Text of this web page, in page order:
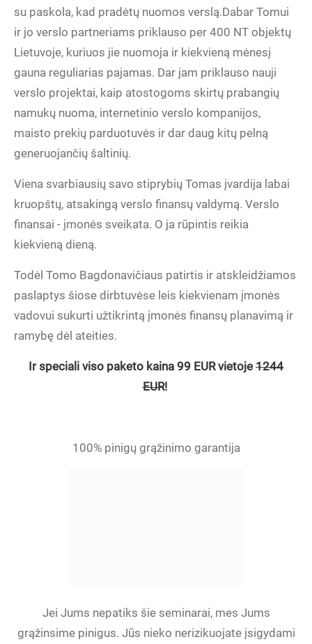
su paskola, kad pradėtų nuomos verslą.Dabar Tomui
ir jo verslo partneriams priklauso per 400 NT objektų
Lietuvoje, kuriuos jie nuomoja ir kiekvieną mėnesį
gauna reguliarias pajamas. Dar jam priklauso nauji
verslo projektai, kaip atostogoms skirtų prabangių
namukų nuoma, internetinio verslo kompanijos,
maisto prekių parduotuvės ir dar daug kitų pelną
generuojančių šaltinių.
Viena svarbiausių savo stiprybių Tomas įvardija labai
kruopštų, atsakingą verslo finansų valdymą. Verslo
finansai - įmonės sveikata. O ja rūpintis reikia
kiekvieną dieną.
Todėl Tomo Bagdonavičiaus patirtis ir atskleidžiamos
paslaptys šiose dirbtuvėse leis kiekvienam įmonės
vadovui sukurti užtikrintą įmonės finansų planavimą ir
ramybę dėl ateities.
Ir speciali viso paketo kaina 99 EUR vietoje 1244
EUR!
100% pinigų grąžinimo garantija
Jei Jums nepatiks šie seminarai, mes Jums
grąžinsime pinigus. Jūs nieko nerizikuojate įsigydami